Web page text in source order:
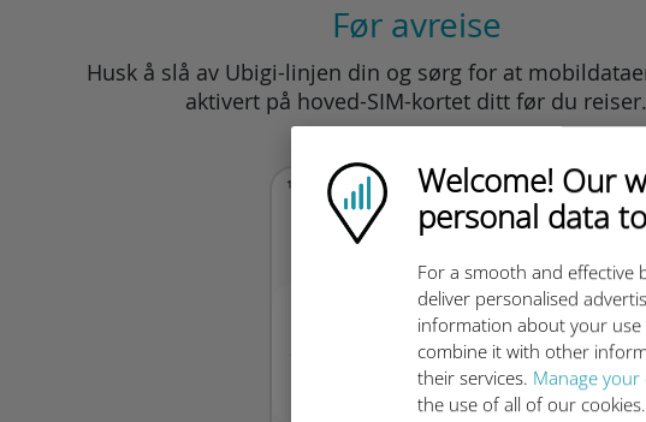
Ubigi logo
Welcome! Our
personal data
For a smooth and effective
deliver personalised
information about your use
combine it with other
their services. Manage your
the use of all of our
Før avreise
Husk å slå av Ubigi-linjen din og sørg for at
aktivert på hoved-SIM-kortet ditt før du reiser.